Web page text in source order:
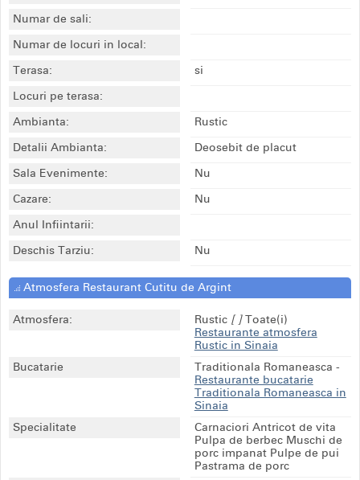
Numar de sali:
Numar de locuri in local:
Terasa:
si
Locuri pe terasa:
Ambianta:
Rustic
Detalii Ambianta:
Deosebit de placut
Sala Evenimente:
Nu
Cazare:
Nu
Anul Infiintarii:
Deschis Tarziu:
Nu
Atmosfera Restaurant Cutitu de Argint
Atmosfera: Rustic [ ]Toate(i)
Restaurante atmosfera
Rustic in Sinaia
Bucatarie
Traditionala Romaneasca -
Restaurante bucatarie
Traditionala Romaneasca in
Sinaia
Specialitate
Carnaciori Antricot de vita
Pulpa de berbec Muschi de
porc impanat Pulpe de pui
Pastrama de porc